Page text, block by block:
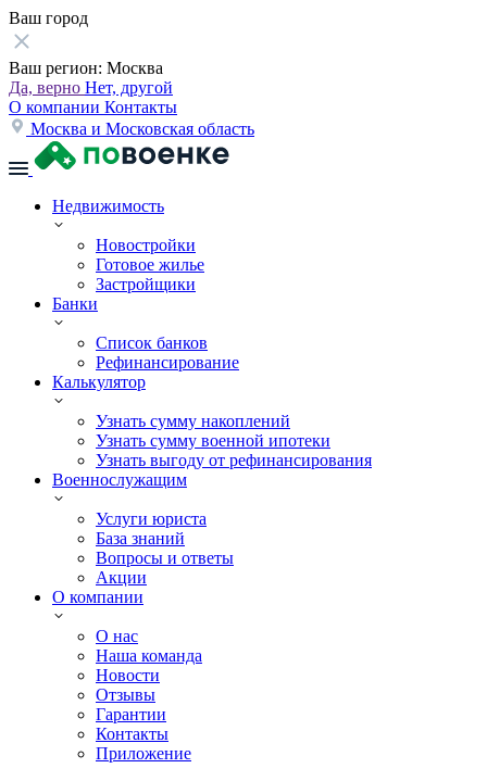
Ваш город
Ваш регион: Москва
Да, верно Нет, другой
О компании Контакты
Москва и Московская область
Недвижимость
Новостройки
Готовое жилье
Застройщики
Банки
Список банков
Рефинансирование
Калькулятор
Узнать сумму накоплений
Узнать сумму военной ипотеки
Узнать выгоду от рефинансирования
Военнослужащим
Услуги юриста
База знаний
Вопросы и ответы
Акции
О компании
О нас
Наша команда
Новости
Отзывы
Гарантии
Контакты
Приложение